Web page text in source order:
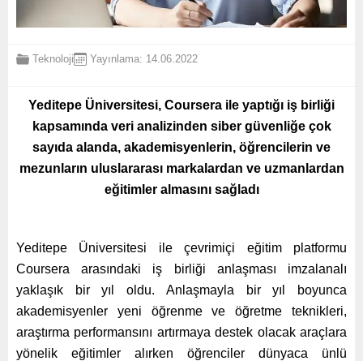
Teknoloji Yayınlama: 14.06.2022
Yeditepe Üniversitesi, Coursera ile yaptığı iş birliği
kapsamında veri analizinden siber güvenliğe çok
sayıda alanda, akademisyenlerin, öğrencilerin ve
mezunların uluslararası markalardan ve uzmanlardan
eğitimler almasını sağladı
Yeditepe Üniversitesi ile çevrimiçi eğitim platformu
Coursera arasındaki iş birliği anlaşması imzalanalı
yaklaşık bir yıl oldu. Anlaşmayla bir yıl boyunca
akademisyenler yeni öğrenme ve öğretme teknikleri,
araştırma performansını artırmaya destek olacak araçlara
yönelik eğitimler alırken öğrenciler dünyaca ünlü